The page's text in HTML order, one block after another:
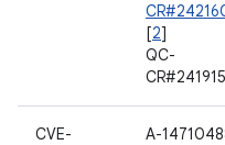
[2]
QC-
CVE-
A-